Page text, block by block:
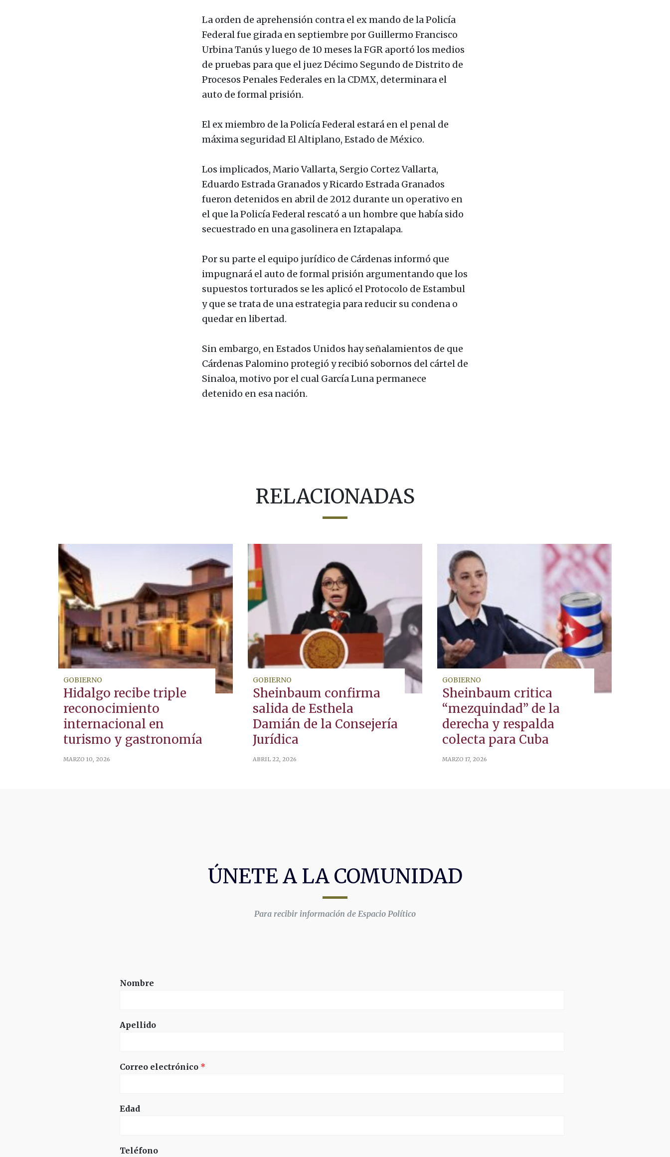
La orden de aprehensión contra el ex mando de la Policía
Federal fue girada en septiembre por Guillermo Francisco
Urbina Tanús y luego de 10 meses la FGR aportó los medios
de pruebas para que el juez Décimo Segundo de Distrito de
Procesos Penales Federales en la CDMX, determinara el
auto de formal prisión.
El ex miembro de la Policía Federal estará en el penal de
máxima seguridad El Altiplano, Estado de México.
Los implicados, Mario Vallarta, Sergio Cortez Vallarta,
Eduardo Estrada Granados y Ricardo Estrada Granados
fueron detenidos en abril de 2012 durante un operativo en
el que la Policía Federal rescató a un hombre que había sido
secuestrado en una gasolinera en Iztapalapa.
Por su parte el equipo jurídico de Cárdenas informó que
impugnará el auto de formal prisión argumentando que los
supuestos torturados se les aplicó el Protocolo de Estambul
y que se trata de una estrategia para reducir su condena o
quedar en libertad.
Sin embargo, en Estados Unidos hay señalamientos de que
Cárdenas Palomino protegió y recibió sobornos del cártel de
Sinaloa, motivo por el cual García Luna permanece
detenido en esa nación.
RELACIONADAS
GOBIERNO
Hidalgo recibe triple
reconocimiento
internacional en
turismo y gastronomía
MARZO 10, 2026
GOBIERNO
Sheinbaum confirma
salida de Esthela
Damián de la Consejería
Jurídica
ABRIL 22, 2026
GOBIERNO
Sheinbaum critica
“mezquindad” de la
derecha y respalda
colecta para Cuba
MARZO 17, 2026
ÚNETE A LA COMUNIDAD
Para recibir información de Espacio Político
Nombre
Apellido
Correo electrónico *
Edad
Teléfono